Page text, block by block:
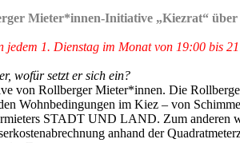
Mieter*innen-Initiative „Kiezrat“
1. Dienstag im Monat von 19:00 bis
wofür setzt er sich ein?
von Rollberger Mieter*innen. Die
Wohnbedingungen im Kiez – von
STADT UND LAND. Zum anderen
anhand der